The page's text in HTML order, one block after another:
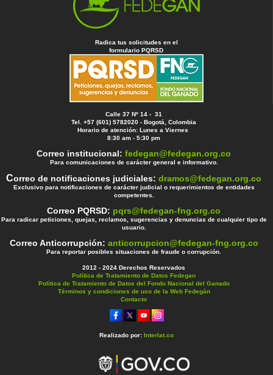
Radica tus solicitudes en el
formulario PQRSD
Calle 37 Nº 14 - 31
Tel. +57 (601) 5782020 - Bogotá, Colombia
Horario de atención: Lunes a Viernes
8:30 am - 5:30 pm
Correo institucional:fedegan@fedegan.org.co
Para comunicaciones de carácter general e informativo.
Correo de notificaciones judiciales:dramos@fedegan.org.co
Exclusivo para notificaciones de carácter judicial o requerimientos de entidades
competentes.
Correo PQRSD: pqrs@fedegan-fng.org.co
Para radicar peticiones, quejas, reclamos, sugerencias y denuncias de cualquier tipo de
usuario.
Correo Anticorrupción: anticorrupcion@fedegan-fng.org.co
Para reportar posibles situaciones de fraude o corrupción.
2012 - 2024 Derechos Reservados
Política de Tratamiento de Datos Fedegan
Política de Tratamiento de Datos del Fondo Nacional del Ganado
Términos y condiciones de uso de la Web Fedegán
Contacto
Realizado por: Interlat.co